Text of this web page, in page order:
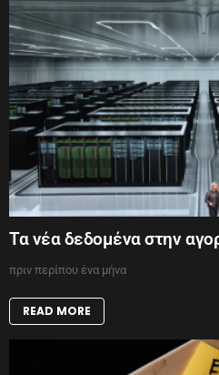
Τα νέα δεδομένα στην
πριν περίπου ένα μήνα
READ MORE